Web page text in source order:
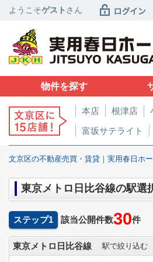
ようこそゲスト さん
物件を探す
本店 根津店
富坂サテライト
文京区の不動産売買・賃貸｜実用春日ホ
東京メトロ日比谷線の駅選
ステップ1 該当公開件数30件
東京メトロ日比谷線 駅で絞り込む